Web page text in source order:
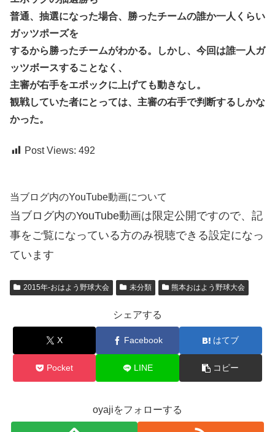
普通、抽選になった場合、勝ったチームの誰か一人くらい
ガッツポーズを
するから勝ったチームがわかる。しかし、今回は誰一人ガ
ッツボースすることなく、
主審が右手をエポックに上げても動きなし。
観戦していた者にとっては、主審の右手で判断するしかな
かった。
Post Views: 492
当ブログ内のYouTube動画について
当ブログ内のYouTube動画は限定公開ですので、記
事をご覧になっている方のみ視聴できる設定になっ
ています
2015年-おはよう野球大会 未分類 熊本おはよう野球大会
シェアする
X Facebook はてブ
Pocket LINE コピー
oyajiをフォローする